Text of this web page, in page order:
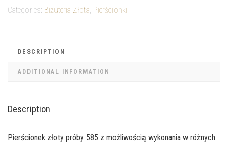
Categories: Biżuteria Złota Pierścionki
DESCRIPTION
ADDITIONAL INFORMATION
Description
Pierścionek złoty próby 585 z możliwością wykonania w różnych